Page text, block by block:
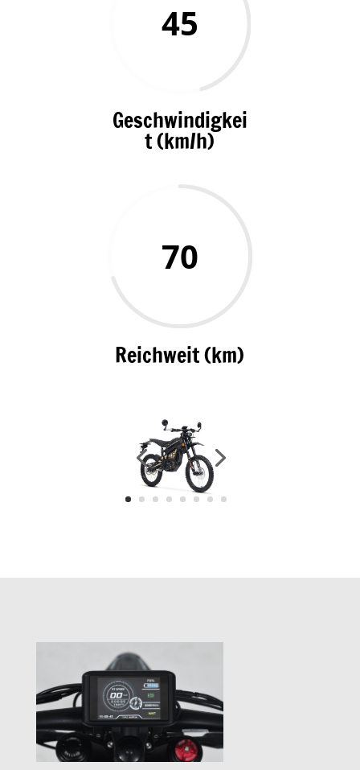
45
Geschwindigkei
t (km/h)
70
Reichweit (km)